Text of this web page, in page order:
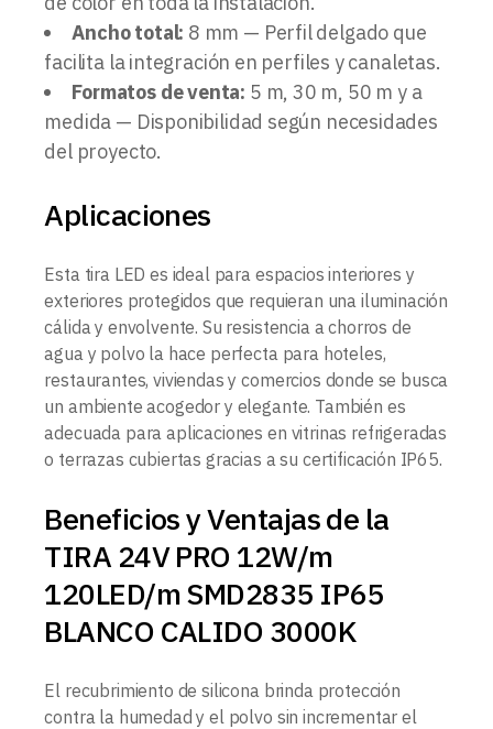
Ancho total: 8 mm — Perfil delgado que
facilita la integración en perfiles y canaletas.
Formatos de venta: 5 m, 30 m, 50 m y a
medida — Disponibilidad según necesidades
del proyecto.
Aplicaciones
Esta tira LED es ideal para espacios interiores y
exteriores protegidos que requieran una iluminación
cálida y envolvente. Su resistencia a chorros de
agua y polvo la hace perfecta para hoteles,
restaurantes, viviendas y comercios donde se busca
un ambiente acogedor y elegante. También es
adecuada para aplicaciones en vitrinas refrigeradas
o terrazas cubiertas gracias a su certificación IP65.
Beneficios y Ventajas de la
TIRA 24V PRO 12W/m
120LED/m SMD2835 IP65
BLANCO CALIDO 3000K
El recubrimiento de silicona brinda protección
contra la humedad y el polvo sin incrementar el